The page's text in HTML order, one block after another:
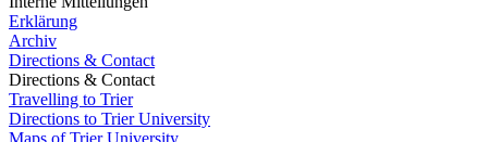
Erklärung
Archiv
Directions & Contact
Directions & Contact
Travelling to Trier
Directions to Trier University
Maps of Trier University